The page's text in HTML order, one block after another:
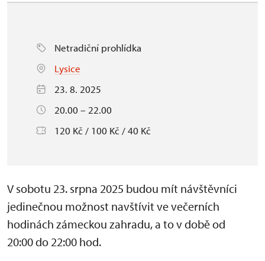
Netradiční prohlídka
Lysice
23. 8. 2025
20.00 – 22.00
120 Kč / 100 Kč / 40 Kč
V sobotu 23. srpna 2025 budou mít návštěvníci
jedinečnou možnost navštívit ve večerních
hodinách zámeckou zahradu, a to v době od
20:00 do 22:00 hod.